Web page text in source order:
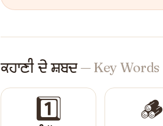
ਕਹਾਣੀ ਦੇ ਸ਼ਬਦ— Key Words
1️⃣ 🪵